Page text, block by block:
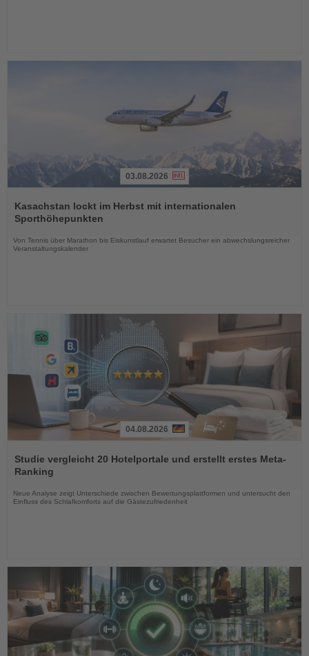
Sie
die
Nachrichten
03.08.2026
Kasachstan lockt im Herbst mit internationalen
Sporthöhepunkten
Von Tennis über Marathon bis Eiskunstlauf erwartet Besucher ein abwechslungsreicher
Veranstaltungskalender
Sie
die
Nachrichten
04.08.2026
Studie vergleicht 20 Hotelportale und erstellt erstes Meta-
Ranking
Neue Analyse zeigt Unterschiede zwischen Bewertungsplattformen und untersucht den
Einfluss des Schlafkomforts auf die Gästezufriedenheit